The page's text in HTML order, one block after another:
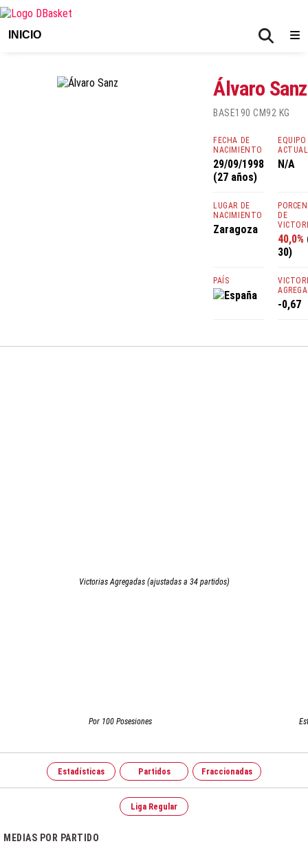
INICIO
Álvaro Sanz
BASE190 CM92 KG
FECHA DE
NACIMIENTO
29/09/1998
(27 años)
LUGAR DE
NACIMIENTO
Zaragoza
PAÍS
España
EQUIPO
ACTUAL
N/A
DE
40,0%
30)
-0,67
Victorias Agregadas (ajustadas a 34 partidos)
Por 100 Posesiones
Estadísticas Partidos Fraccionadas
Liga Regular
MEDIAS POR PARTIDO